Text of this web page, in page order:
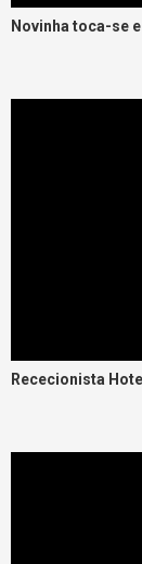
Novinha toca-se
Rececionista